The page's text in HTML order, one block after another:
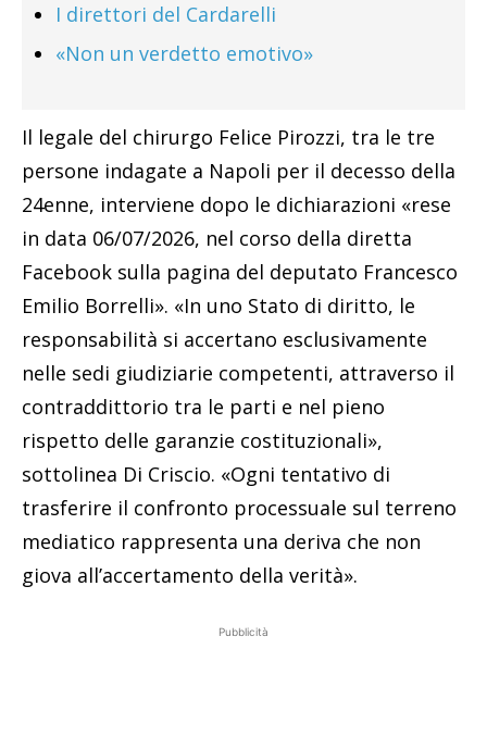
I direttori del Cardarelli
«Non un verdetto emotivo»
Il legale del chirurgo Felice Pirozzi, tra le tre
persone indagate a Napoli per il decesso della
24enne, interviene dopo le dichiarazioni «rese
in data 06/07/2026, nel corso della diretta
Facebook sulla pagina del deputato Francesco
Emilio Borrelli». «In uno Stato di diritto, le
responsabilità si accertano esclusivamente
nelle sedi giudiziarie competenti, attraverso il
contraddittorio tra le parti e nel pieno
rispetto delle garanzie costituzionali»,
sottolinea Di Criscio. «Ogni tentativo di
trasferire il confronto processuale sul terreno
mediatico rappresenta una deriva che non
giova all’accertamento della verità».
Pubblicità